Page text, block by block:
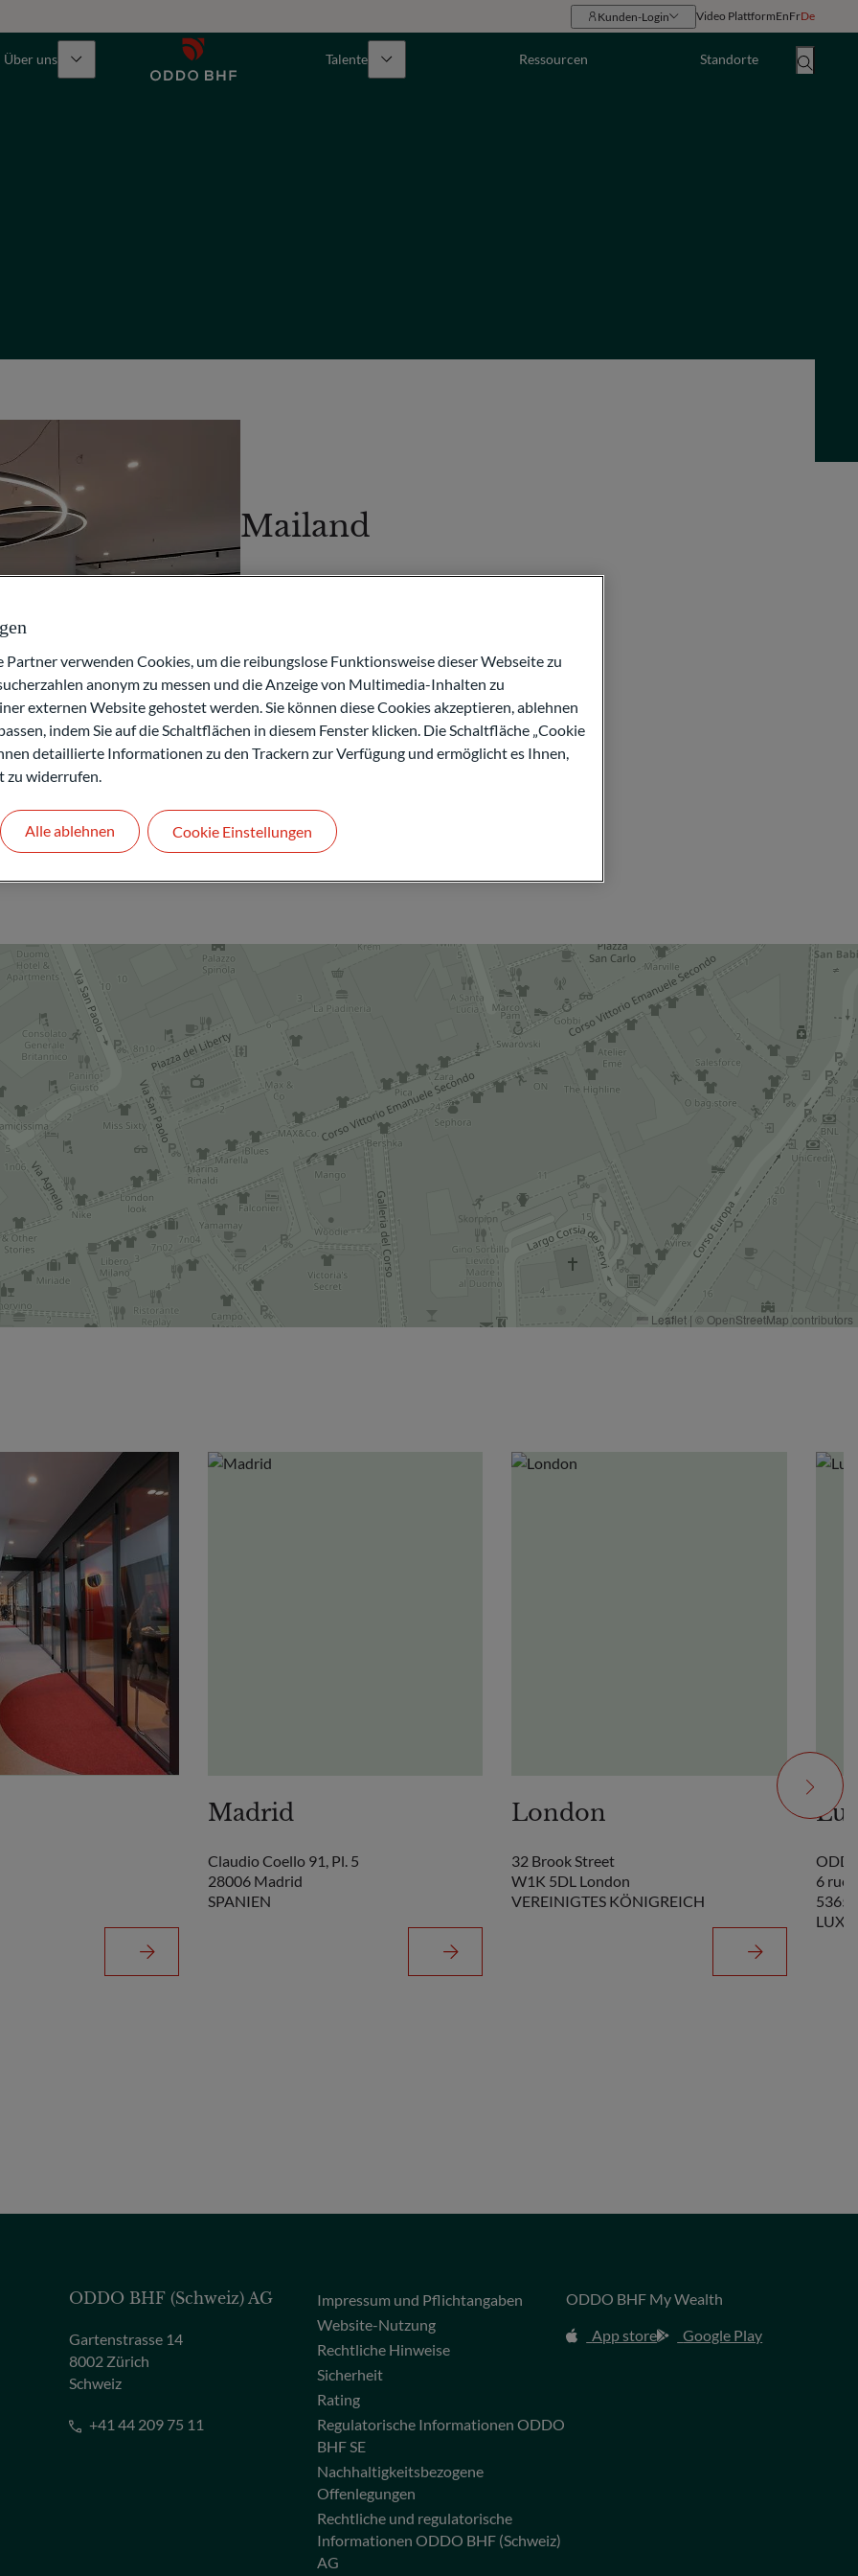
Kunden-Login Video PlattformEnFrDe
Über uns Talente Ressourcen Standorte
Mailand
+39 02 45 7209 5366
Leaflet | ©OpenStreetMap contributors
Madrid
Claudio Coello 91, Pl. 5
28006 Madrid
SPANIEN
London
32 Brook Street
W1K 5DL London
VEREINIGTES KÖNIGREICH
6 rue
5365
ODDO BHF (Schweiz) AG
Gartenstrasse 14
8002 Zürich
Schweiz
+41 44 209 75 11
Impressum und Pflichtangaben
Website-Nutzung
Rechtliche Hinweise
Sicherheit
Rating
Regulatorische Informationen ODDO
BHF SE
Nachhaltigkeitsbezogene
Offenlegungen
Rechtliche und regulatorische
Informationen ODDO BHF (Schweiz)
AG
ODDO BHF My Wealth
App store
Google Play
Partner verwenden Cookies, um die reibungslose Funktionsweise dieser Webseite zu
anonym zu messen und die Anzeige von Multimedia-Inhalten zu
externen Website gehostet werden. Sie können diese Cookies akzeptieren, ablehnen
indem Sie auf die Schaltflächen in diesem Fenster klicken. Die Schaltfläche „Cookie
detaillierte Informationen zu den Trackern zur Verfügung und ermöglicht es Ihnen,
zu widerrufen.
Alle ablehnen Cookie Einstellungen